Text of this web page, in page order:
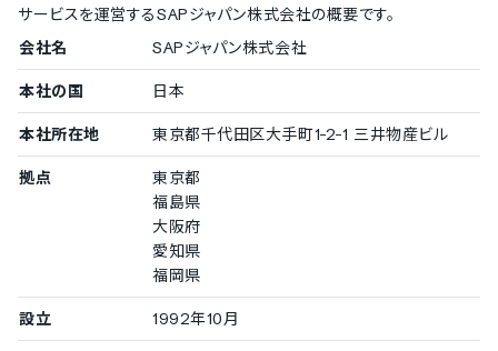
サービスを運営するSAPジャパン株式会社の概要です。
会社名
SAPジャパン株式会社
本社の国 日本
本社所在地 東京都千代田区大手町1-2-1 三井物産ビル
拠点
東京都
福島県
大阪府
愛知県
福岡県
設立 1992年10月